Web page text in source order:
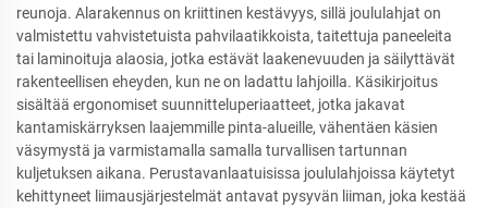
reunoja. Alarakennus on kriittinen kestävyys, sillä joululahjat on
valmistettu vahvistetuista pahvilaatikkoista, taitettuja paneeleita
tai laminoituja alaosia, jotka estävät laakenevuuden ja säilyttävät
rakenteellisen eheyden, kun ne on ladattu lahjoilla. Käsikirjoitus
sisältää ergonomiset suunnitteluperiaatteet, jotka jakavat
kantamiskärryksen laajemmille pinta-alueille, vähentäen käsien
väsymystä ja varmistamalla samalla turvallisen tartunnan
kuljetuksen aikana. Perustavanlaatuisissa joululahjoissa käytetyt
kehittyneet liimausjärjestelmät antavat pysyvän liiman, joka kestää